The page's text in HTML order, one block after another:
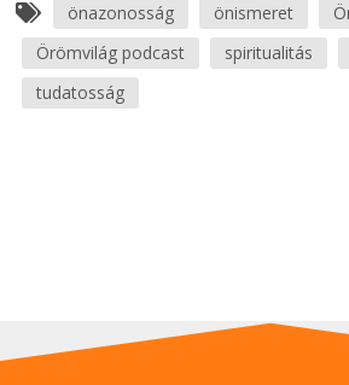
önazonosság önismeret
Örömvilág podcast
spiritualitás
tudatosság